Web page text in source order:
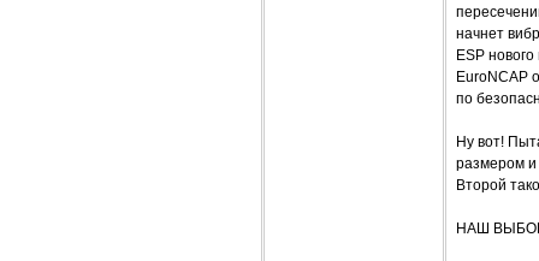
начнет
ESP
EuroNCAP
по
Ну вот!
размером и
Второй
НАШ